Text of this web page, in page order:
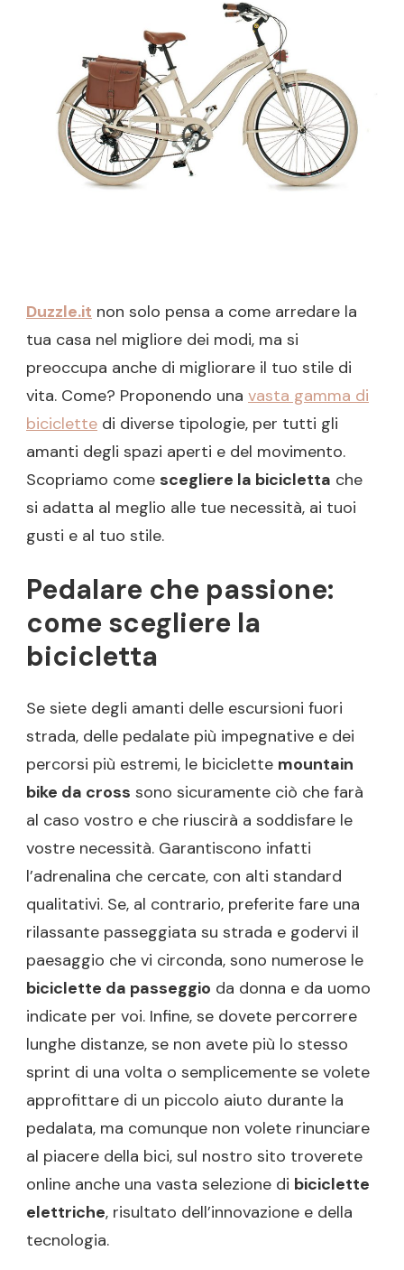
Duzzle.it non solo pensa a come arredare la
tua casa nel migliore dei modi, ma si
preoccupa anche di migliorare il tuo stile di
vita. Come? Proponendo una vasta gamma di
biciclette di diverse tipologie, per tutti gli
amanti degli spazi aperti e del movimento.
Scopriamo come scegliere la bicicletta che
si adatta al meglio alle tue necessità, ai tuoi
gusti e al tuo stile.
Pedalare che passione:
come scegliere la
bicicletta
Se siete degli amanti delle escursioni fuori
strada, delle pedalate più impegnative e dei
percorsi più estremi, le biciclette mountain
bike da cross sono sicuramente ciò che farà
al caso vostro e che riuscirà a soddisfare le
vostre necessità. Garantiscono infatti
l’adrenalina che cercate, con alti standard
qualitativi. Se, al contrario, preferite fare una
rilassante passeggiata su strada e godervi il
paesaggio che vi circonda, sono numerose le
biciclette da passeggio da donna e da uomo
indicate per voi. Infine, se dovete percorrere
lunghe distanze, se non avete più lo stesso
sprint di una volta o semplicemente se volete
approfittare di un piccolo aiuto durante la
pedalata, ma comunque non volete rinunciare
al piacere della bici, sul nostro sito troverete
online anche una vasta selezione di biciclette
elettriche, risultato dell’innovazione e della
tecnologia.